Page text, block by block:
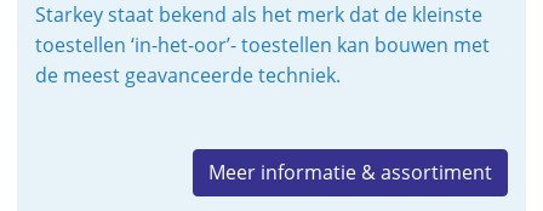
Starkey staat bekend als het merk dat de kleinste
toestellen ‘in-het-oor’- toestellen kan bouwen met
de meest geavanceerde techniek.
Meer informatie & assortiment